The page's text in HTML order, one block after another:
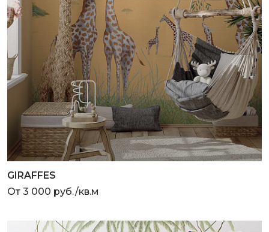
GIRAFFES
От 3 000 руб./кв.м